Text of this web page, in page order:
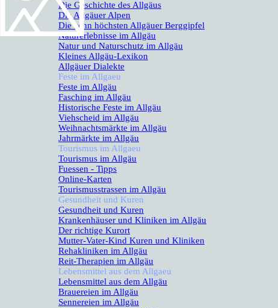
Die Geschichte des Allgäus
Die Allgäuer Alpen
Die zehn höchsten Allgäuer Berggipfel
Naturerlebnisse im Allgäu
Natur und Naturschutz im Allgäu
Kleines Allgäu-Lexikon
Allgäuer Dialekte
Feste im Allgaeu
Feste im Allgäu
Fasching im Allgäu
Historische Feste im Allgäu
Viehscheid im Allgäu
Weihnachtsmärkte im Allgäu
Jahrmärkte im Allgäu
Tourismus im Allgaeu
Tourismus im Allgäu
Fuessen - Tipps
Online-Karten
Tourismusstrassen im Allgäu
Gesundheit und Kuren
Gesundheit und Kuren
Krankenhäuser und Kliniken im Allgäu
Der richtige Kurort
Mutter-Vater-Kind Kuren und Kliniken
Rehakliniken im Allgäu
Reit-Therapien im Allgäu
Lebensmittel aus dem Allgaeu
Lebensmittel aus dem Allgäu
Brauereien im Allgäu
Sennereien im Allgäu